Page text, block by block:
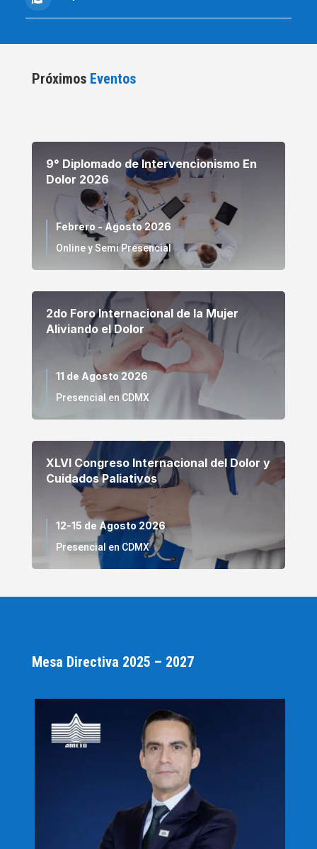
PróximosEventos
9° Diplomado de Intervencionismo En
Dolor 2026
Febrero - Agosto 2026
Online y Semi Presencial
2do Foro Internacional de la Mujer
Aliviando el Dolor
11 de Agosto 2026
Presencial en CDMX
XLVI Congreso Internacional del Dolor y
Cuidados Paliativos
12-15 de Agosto 2026
Presencial en CDMX
Mesa Directiva 2025 – 2027